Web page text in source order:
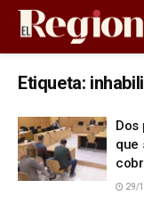
Etiqueta:
que
29/